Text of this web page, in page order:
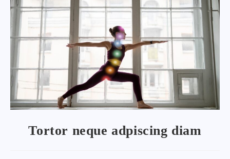
Tortor neque adpiscing diam